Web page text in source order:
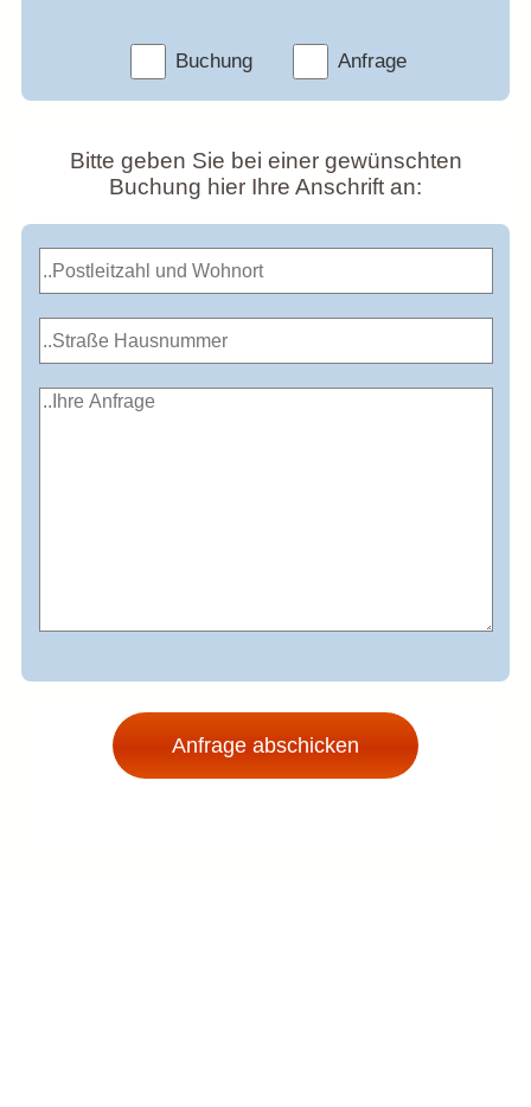
Buchung Anfrage
Bitte geben Sie bei einer gewünschten
Buchung hier Ihre Anschrift an: